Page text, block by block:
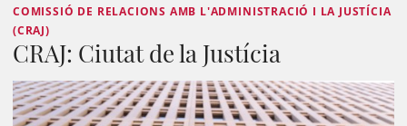
COMISSIÓ DE RELACIONS AMB L'ADMINISTRACIÓ I LA JUSTÍCIA
(CRAJ)
CRAJ: Ciutat de la Justícia